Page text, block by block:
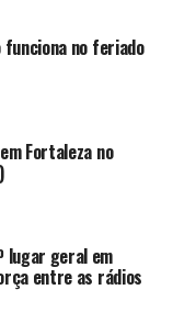
funciona no feriado
Fortaleza no
lugar geral em
entre as rádios